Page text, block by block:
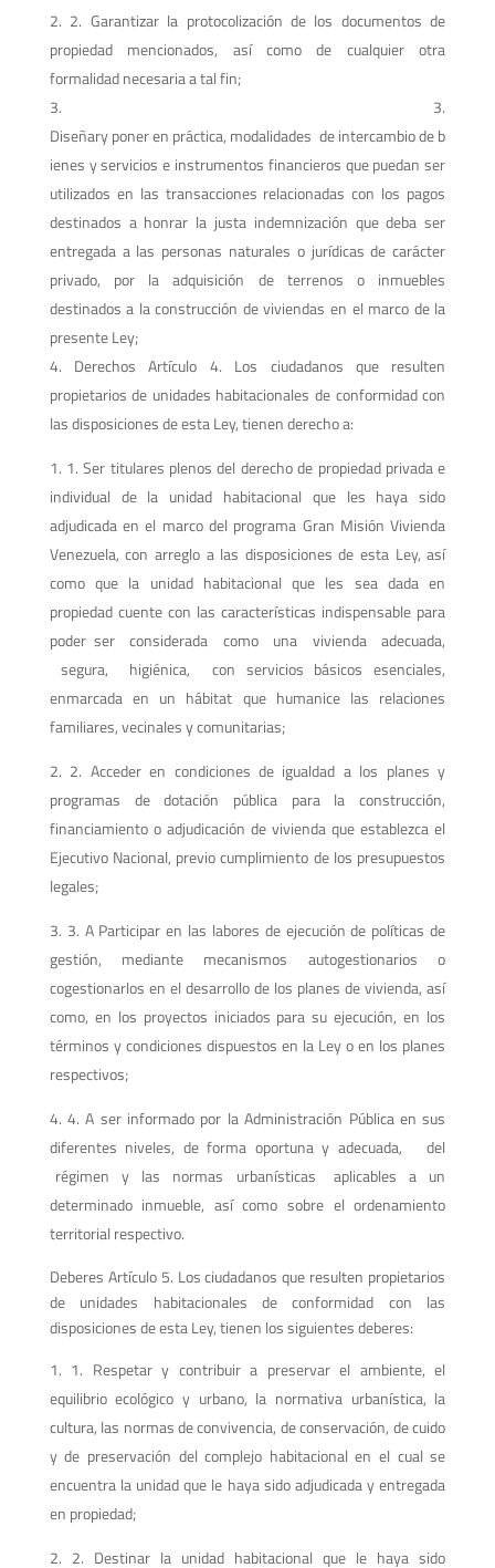
2. Garantizar la protocolización de los documentos de
propiedad mencionados, así como de cualquier otra
formalidad necesaria a tal fin;
3.
Diseñary poner en práctica, modalidades de intercambio de b
ienes y servicios e instrumentos financieros que puedan ser
utilizados en las transacciones relacionadas con los pagos
destinados a honrar la justa indemnización que deba ser
entregada a las personas naturales o jurídicas de carácter
privado, por la adquisición de terrenos o inmuebles
destinados a la construcción de viviendas en el marco de la
presente Ley;
Derechos Artículo 4. Los ciudadanos que resulten
propietarios de unidades habitacionales de conformidad con
las disposiciones de esta Ley, tienen derecho a:
1. Ser titulares plenos del derecho de propiedad privada e
individual de la unidad habitacional que les haya sido
adjudicada en el marco del programa Gran Misión Vivienda
Venezuela, con arreglo a las disposiciones de esta Ley, así
como que la unidad habitacional que les sea dada en
propiedad cuente con las características indispensable para
poder ser considerada como una vivienda adecuada,
segura, higiénica, con servicios básicos esenciales,
enmarcada en un hábitat que humanice las relaciones
familiares, vecinales y comunitarias;
2. Acceder en condiciones de igualdad a los planes y
programas de dotación pública para la construcción,
financiamiento o adjudicación de vivienda que establezca el
Ejecutivo Nacional, previo cumplimiento de los presupuestos
legales;
3. A Participar en las labores de ejecución de políticas de
gestión, mediante mecanismos autogestionarios o
cogestionarlos en el desarrollo de los planes de vivienda, así
como, en los proyectos iniciados para su ejecución, en los
términos y condiciones dispuestos en la Ley o en los planes
respectivos;
4. A ser informado por la Administración Pública en sus
diferentes niveles, de forma oportuna y adecuada, del
régimen y las normas urbanísticas aplicables a un
determinado inmueble, así como sobre el ordenamiento
territorial respectivo.
Deberes Artículo 5. Los ciudadanos que resulten propietarios
de unidades habitacionales de conformidad con las
disposiciones de esta Ley, tienen los siguientes deberes:
1. Respetar y contribuir a preservar el ambiente, el
equilibrio ecológico y urbano, la normativa urbanística, la
cultura, las normas de convivencia, de conservación, de cuido
y de preservación del complejo habitacional en el cual se
encuentra la unidad que le haya sido adjudicada y entregada
en propiedad;
2. Destinar la unidad habitacional que le haya sido